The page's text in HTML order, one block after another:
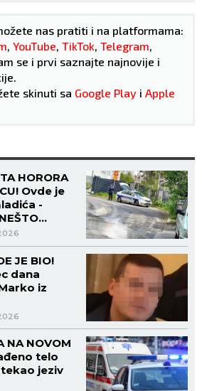
nas pratiti i na platformama:
, YouTube, TikTok, Telegram,
se i prvi saznajte najnovije i
skinuti sa Google Play i Apple
HORORA
Ovde je
-
JE BIO!
dana
iz
NA NOVOM
telo
jeziv